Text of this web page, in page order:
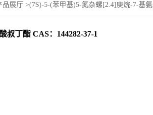
品展厅 >(7S)-5-(苯甲基)5-氮杂螺[2.4]庚烷-7-基
叔丁酯 CAS：144282-37-1